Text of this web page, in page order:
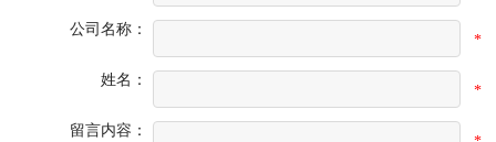
公司名称：
*
姓名：
*
留言内容：